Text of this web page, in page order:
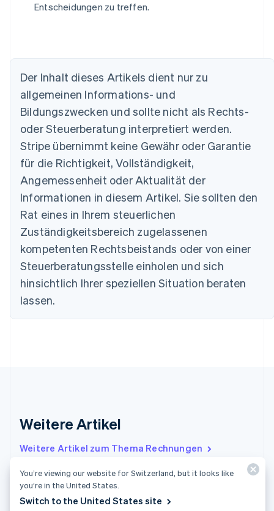
Entscheidungen zu treffen.
Der Inhalt dieses Artikels dient nur zu
allgemeinen Informations- und
Bildungszwecken und sollte nicht als Rechts-
oder Steuerberatung interpretiert werden.
Stripe übernimmt keine Gewähr oder Garantie
für die Richtigkeit, Vollständigkeit,
Angemessenheit oder Aktualität der
Informationen in diesem Artikel. Sie sollten den
Rat eines in Ihrem steuerlichen
Zuständigkeitsbereich zugelassenen
kompetenten Rechtsbeistands oder von einer
Steuerberatungsstelle einholen und sich
hinsichtlich Ihrer speziellen Situation beraten
lassen.
Weitere Artikel
Weitere Artikel zum Thema Rechnungen
Was ist zeitanteiliger Umsatz? Das sollten
Unternehmen wissen
Australien
English
Belgien
Nederlands Français DeutschEnglish
Brasilien
PortuguêsEnglish
English
Dänemark
English
Deutschland
Deutsch English
Estland
Festlandchina
简体中文English
Finnland
English
Frankreich
Irland
Italien
Japan
日本語English
Kanada
You’re viewing our website for Switzerland, but it looks like
you’re in the United States.
Switch to the United States site